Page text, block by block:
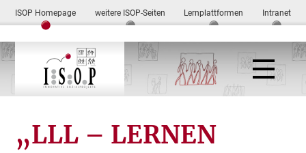
ISOP Homepage weitere ISOP-Seiten Lernplattformen Intranet
„LLL – LERNEN